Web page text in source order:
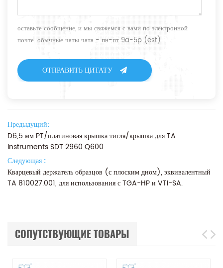
оставьте сообщение, и мы свяжемся с вами по электронной
почте. обычные чаты чата - пн-пт 9a-5p (est)
ОТПРАВИТЬ ЦИТАТУ
Предыдущий:
D6,5 мм PT/платиновая крышка тигля/крышка для TA
Instruments SDT 2960 Q600
Следующая :
Кварцевый держатель образцов (с плоским дном), эквивалентный
TA 810027.001, для использования с TGA-HP и VTI-SA.
СОПУТСТВУЮЩИЕ ТОВАРЫ